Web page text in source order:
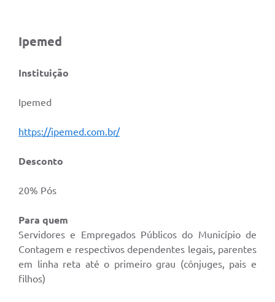
Ipemed
Instituição
Ipemed
https://ipemed.com.br/
Desconto
20% Pós
Para quem
Servidores e Empregados Públicos do Município de
Contagem e respectivos dependentes legais, parentes
em linha reta até o primeiro grau (cônjuges, pais e
filhos)